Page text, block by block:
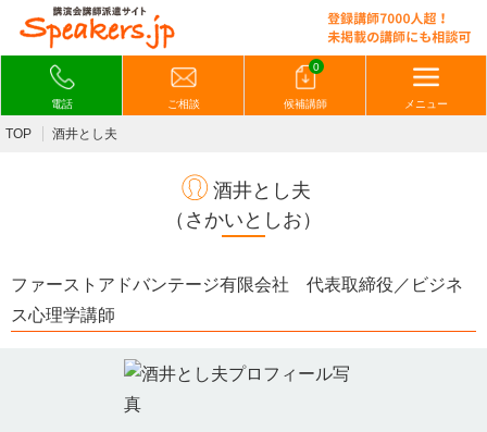
電話 ご相談
0
候補講師 メニュー
TOP 酒井とし夫
酒井とし夫
（さかいとしお）
ファーストアドバンテージ有限会社 代表取締役／ビジネ
ス心理学講師